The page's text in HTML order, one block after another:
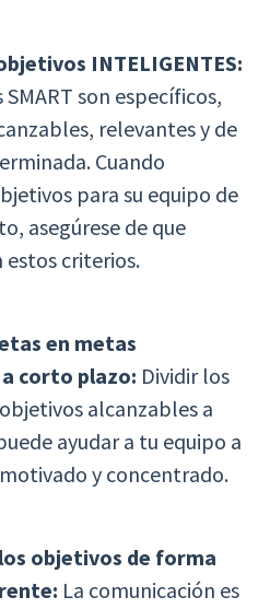
INTELIGENTES:
son específicos,
relevantes y de
Cuando
para su equipo de
asegúrese de que
criterios.
en metas
corto plazo: Dividir los
alcanzables a
ayudar a tu equipo a
y concentrado.
objetivos de forma
La comunicación es